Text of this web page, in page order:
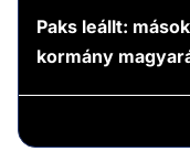
Paks leállt:
kormány